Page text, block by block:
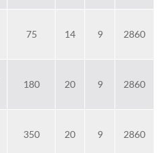
75 14 9 2860
180 20 9 2860
350 20 9 2860